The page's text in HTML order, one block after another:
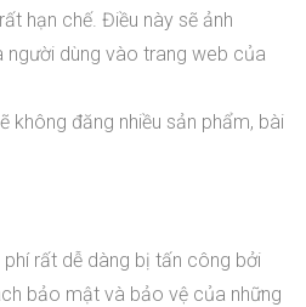
hạn chế. Điều này sẽ ảnh
dùng vào trang web của
không đăng nhiều sản phẩm, bài
rất dễ dàng bị tấn công bởi
bảo mật và bảo vệ của những